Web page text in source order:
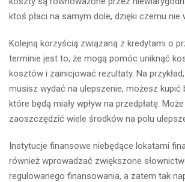
ktoś płaci na samym dole, dzięki czemu nie
Kolejną korzyścią związaną z kredytami o
terminie jest to, że mogą pomóc uniknąć
kosztów i zainicjować rezultaty. Na
musisz wydać na ulepszenie, możesz kupić
które będą miały wpływ na przedpłatę.
zaoszczędzić wiele środków na polu
Instytucje finansowe niebędące lokatami
również wprowadzać zwiększone
regulowanego finansowania, a zatem tak